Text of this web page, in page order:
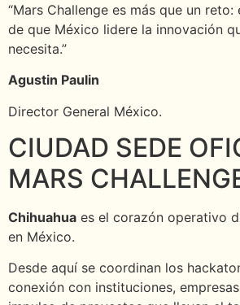
“Mars Challenge es más que un
de que México lidere la innovación
necesita.”
Agustin Paulin
Director General México.
CIUDAD SEDE
MARS
Chihuahua es el corazón operativo
en México.
Desde aquí se coordinan los
conexión con instituciones,